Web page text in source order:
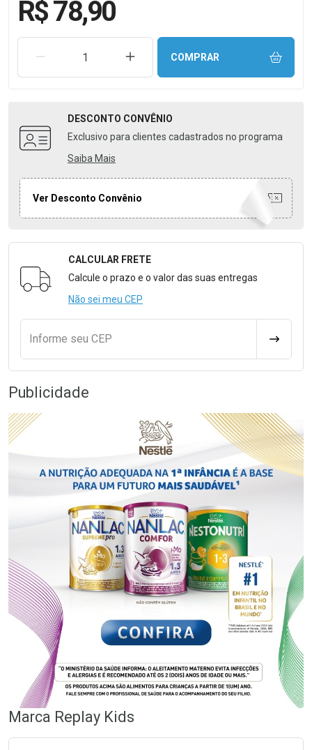
R$ 78,90
REMOVER UMA UNIDADEAUMENTAR UMA UNIDADE
COMPRAR
DESCONTO CONVÊNIO
Exclusivo para clientes cadastrados no programa
Saiba Mais
Ver Desconto Convênio
Formulário para Calcular o Frete
CALCULAR FRETE
Calcule o prazo e o valor das suas entregas
Não sei meu CEP
Informe seu CEP
Publicidade
Marca Replay Kids